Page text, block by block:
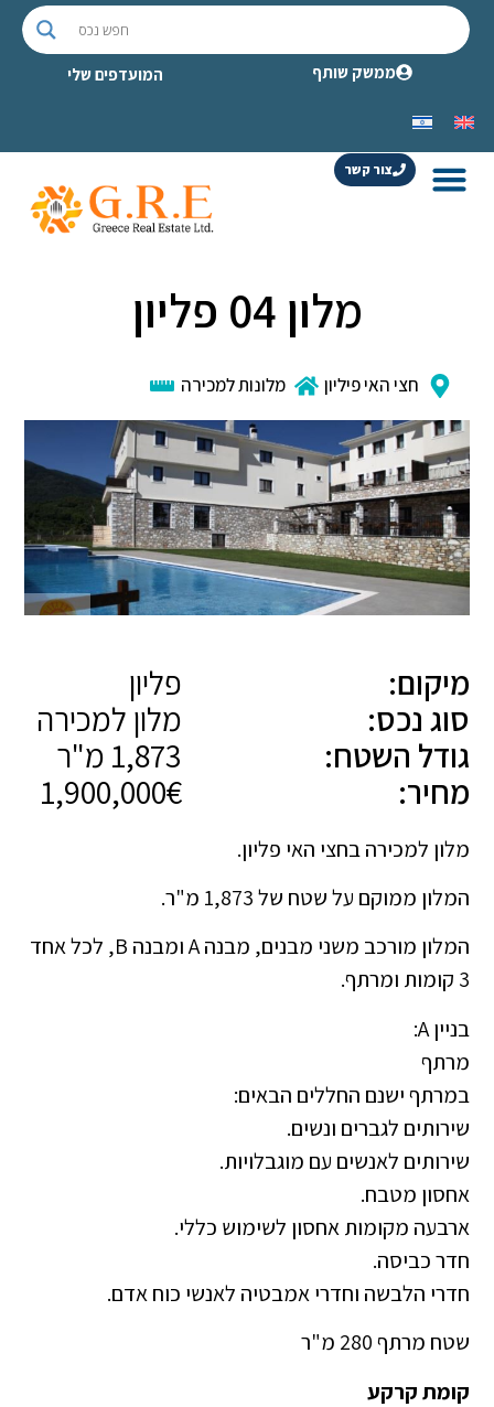
ממשק שותף המועדפים שלי
צור קשר
מלון 04 פליון
חצי האי פיליון מלונות למכירה
מיקום:
פליון
סוג נכס:
מלון למכירה
גודל השטח:
מחיר:
1,900,000€
מלון למכירה בחצי האי פליון.
המלון ממוקם על שטח של 1,873 מ"ר.
המלון מורכב משני מבנים, מבנה A ומבנה B, לכל אחד
3 קומות ומרתף.
בניין A:
מרתף
במרתף ישנם החללים הבאים:
שירותים לגברים ונשים.
שירותים לאנשים עם מוגבלויות.
אחסון מטבח.
ארבעה מקומות אחסון לשימוש כללי.
חדר כביסה.
חדרי הלבשה וחדרי אמבטיה לאנשי כוח אדם.
שטח מרתף 280 מ"ר
קומת קרקע